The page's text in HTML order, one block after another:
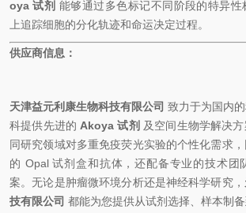
oya 试剂 能够通过多色标记不同阶段的特异
上追踪细胞的分化轨迹和命运决定过程。
供应商信息：
天津益元利康生物科技有限公司 致力于为国内
科提供先进的 Akoya 试剂 及空间生物学解决
同研究领域对多重免疫荧光实验的个性化需求
的 Opal 试剂盒和抗体，还配备专业的技术团
案。无论是肿瘤微环境分析还是神经科学研究，
技有限公司 都能为您提供从试剂选择、样本制